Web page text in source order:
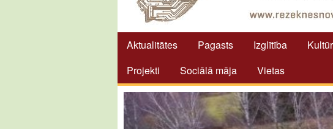
Aktualitātes Pagasts Izglītība
Projekti
Sociālā māja Vietas